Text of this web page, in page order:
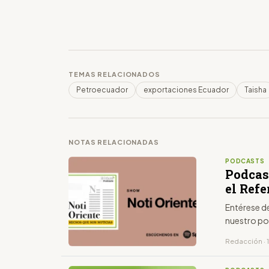
TEMAS RELACIONADOS
Petroecuador exportaciones Ecuador Taisha
NOTAS RELACIONADAS
PODCASTS
el
Entérese
nuestro
Redacción ·